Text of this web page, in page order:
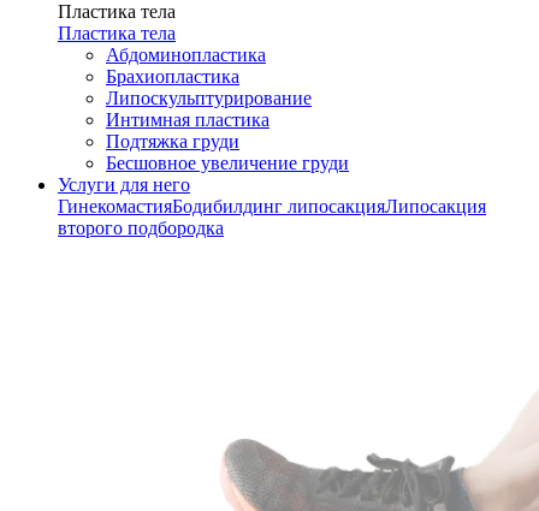
Пластика тела
Пластика тела
Абдоминопластика
Брахиопластика
Липоскульптурирование
Интимная пластика
Подтяжка груди
Бесшовное увеличение груди
Услуги для него
ГинекомастияБодибилдинг липосакцияЛипосакция
второго подбородка